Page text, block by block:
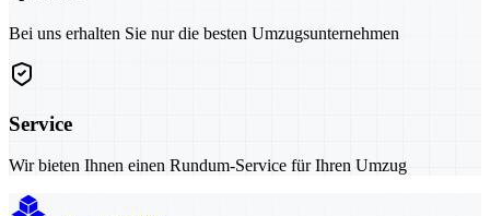
Bei uns erhalten Sie nur die besten Umzugsunternehmen
Service
Wir bieten Ihnen einen Rundum-Service für Ihren Umzug